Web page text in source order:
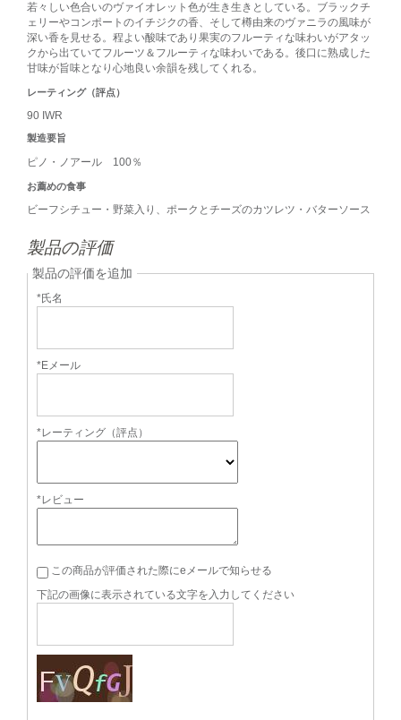
若々しい色合いのヴァイオレット色が生き生きとしている。ブラックチ
ェリーやコンポートのイチジクの香、そして樽由来のヴァニラの風味が
深い香を見せる。程よい酸味であり果実のフルーティな味わいがアタッ
クから出ていてフルーツ＆フルーティな味わいである。後口に熟成した
甘味が旨味となり心地良い余韻を残してくれる。
レーティング（評点）
90 IWR
製造要旨
ピノ・ノアール 100％
お薦めの食事
ビーフシチュー・野菜入り、ポークとチーズのカツレツ・バターソース
製品の評価
製品の評価を追加
*氏名
*Eメール
*レーティング（評点）
*レビュー
この商品が評価された際にeメールで知らせる
下記の画像に表示されている文字を入力してください